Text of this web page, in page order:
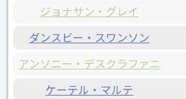
ジョナサン・グレイ
ダンスビー・スワンソン
アンソニー・デスクラファニ
ケーテル・マルテ